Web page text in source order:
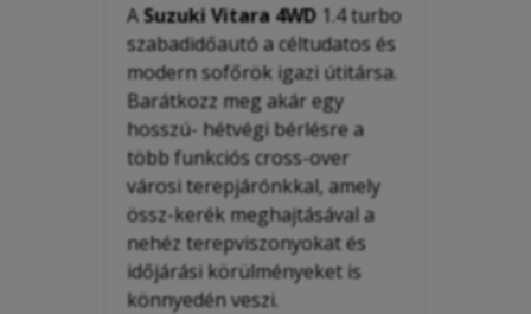
ASuzuki Vitara 4WD 1.4 turbo
szabadidőautó a céltudatos és
modern sofőrök igazi útitársa.
Barátkozz meg akár egy
hosszú- hétvégi bérlésre a
több funkciós cross-over
városi terepjárónkkal, amely
össz-kerék meghajtásával a
nehéz terepviszonyokat és
időjárási körülményeket is
könnyedén veszi.